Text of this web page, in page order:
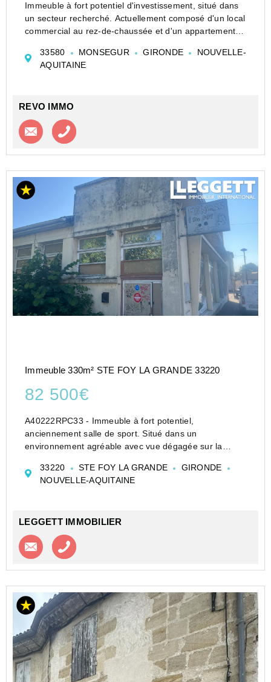
Immeuble à fort potentiel d'investissement, situé dans
un secteur recherché. Actuellement composé d'un local
commercial au rez-de-chaussée et d'un appartement
perspectives de rentabilité. L...
33580 MONSEGUR GIRONDE
NOUVELLE-
AQUITAINE
REVO IMMO
Contacter l'agence
Immeuble 330m² STE FOY LA GRANDE 33220
82 500€
A40222RPC33 - Immeuble à fort potentiel,
anciennement salle de sport. Situé dans un
environnement agréable avec vue dégagée sur la
habitable, avec un jardin de 477m².
Disposition :
33220 STE FOY LA GRANDE
GIRONDE
NOUVELLE-AQUITAINE
LEGGETT IMMOBILIER
Contacter l'agence